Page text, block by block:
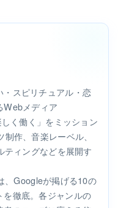
スピリチュアル・恋
Webメディア
く働く」をミッション
作、音楽レーベル、
ィングなどを展開す
、Googleが掲げる10の
徹底。各ジャンルの